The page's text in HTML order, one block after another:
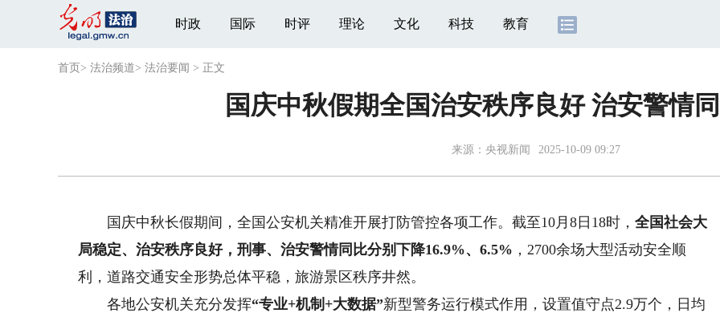
时政 国际 时评 理论 文化 科技 教育
首页 > 法治频道> 法治要闻 > 正文
国庆中秋假期全国治安秩序良好 治安警情
来源： 央视新闻 2025-10-09 09:27
国庆中秋长假期间，全国公安机关精准开展打防管控各项工作。截至10月8日18时，全国社会大
局稳定、治安秩序良好，刑事、治安警情同比分别下降16.9%、6.5% ，2700余场大型活动安全顺
利，道路交通安全形势总体平稳，旅游景区秩序井然。
各地公安机关充分发挥“专业+机制+大数据”新型警务运行模式作用，设置值守点2.9万个，日均